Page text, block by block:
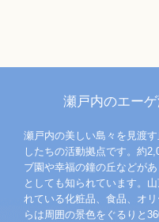
瀬戸内のエー
瀬戸内の美しい島々を見渡
したちの活動拠点です。約
ブ園や幸福の鐘の丘などが
としても知られています。
れている化粧品、食品、オ
らは周囲の景色をぐるりと